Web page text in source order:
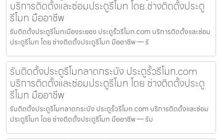
บริการติดตั้งและซ่อมประตูรีโมท โดย ช่างติดตั้งประตู
รีโมท มืออาชีพ
รับติดตั้งประตูรีโมทเมืองระยอง ประตูรั้วรีโมท.com บริการติดตั้งและซ่อม
ประตูรีโมท โดย ช่างติดตั้งประตูรีโมท มืออาชีพ — รั
รับติดตั้งประตูรีโมทลาดกระบัง ประตูรั้วรีโมท.com
บริการติดตั้งและซ่อมประตูรีโมท โดย ช่างติดตั้งประตู
รีโมท มืออาชีพ
รับติดตั้งประตูรีโมทลาดกระบัง ประตูรั้วรีโมท.com บริการติดตั้งและซ่อม
ประตูรีโมท โดย ช่างติดตั้งประตูรีโมท มืออาชีพ — รับ